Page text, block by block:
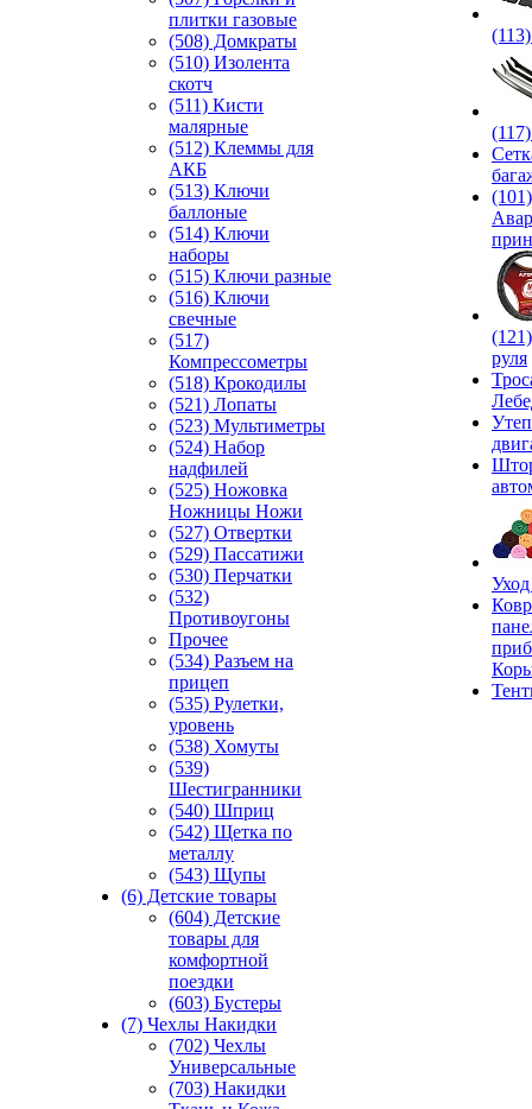
плитки газовые
(508) Домкраты
(510) Изолента
скотч
(511) Кисти
малярные
(512) Клеммы для
АКБ
(513) Ключи
баллоные
(514) Ключи
наборы
(515) Ключи разные
(516) Ключи
свечные
(517)
Компрессометры
(518) Крокодилы
(521) Лопаты
(523) Мультиметры
(524) Набор
надфилей
(525) Ножовка
Ножницы Ножи
(527) Отвертки
(529) Пассатижи
(530) Перчатки
(532)
Противоугоны
Прочее
(534) Разъем на
прицеп
(535) Рулетки,
уровень
(538) Хомуты
(539)
Шестигранники
(540) Шприц
(542) Щетка по
металлу
(543) Щупы
(6) Детские товары
(604) Детские
товары для
комфортной
поездки
(603) Бустеры
(7) Чехлы Накидки
(702) Чехлы
Универсальные
(703) Накидки
(101)
руля
Уход